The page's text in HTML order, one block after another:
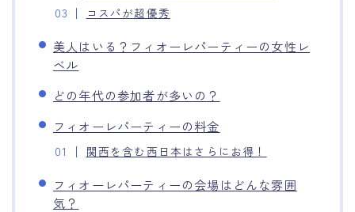
コスパが超優秀
美人はいる？フィオーレパーティーの女性レ
ベル
どの年代の参加者が多いの？
フィオーレパーティーの料金
関西を含む西日本はさらにお得！
フィオーレパーティーの会場はどんな雰囲
気？